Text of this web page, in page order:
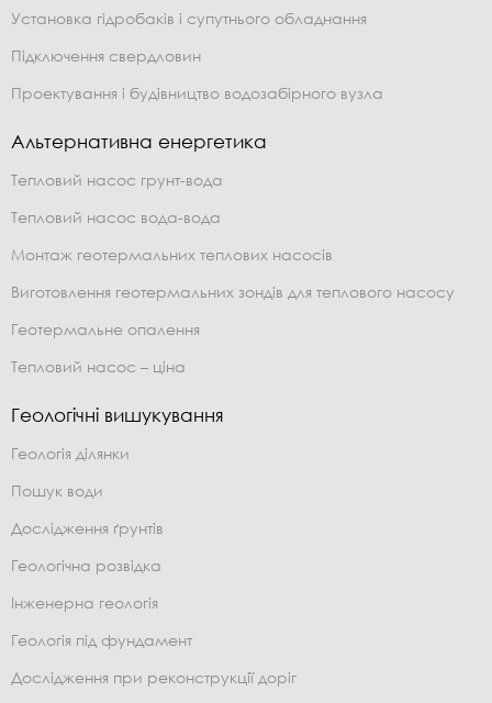
Установка гідробаків і супутнього обладнання
Підключення свердловин
Проектування і будівництво водозабірного вузла
Альтернативна енергетика
Тепловий насос грунт-вода
Тепловий насос вода-вода
Монтаж геотермальних теплових насосів
Виготовлення геотермальних зондів для теплового насосу
Геотермальне опалення
Тепловий насос – ціна
Геологічні вишукування
Геологія ділянки
Пошук води
Дослідження ґрунтів
Геологічна розвідка
Інженерна геологія
Геологія під фундамент
Дослідження при реконструкції доріг